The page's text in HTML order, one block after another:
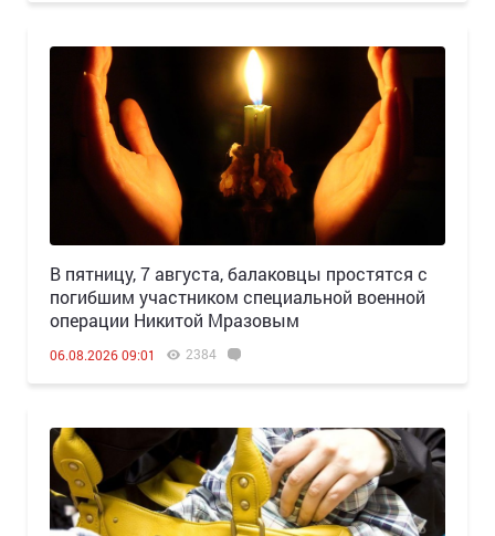
В пятницу, 7 августа, балаковцы простятся с
погибшим участником специальной военной
операции Никитой Мразовым
06.08.2026 09:01 2384